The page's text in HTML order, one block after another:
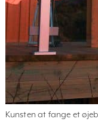
Kunsten at fange et